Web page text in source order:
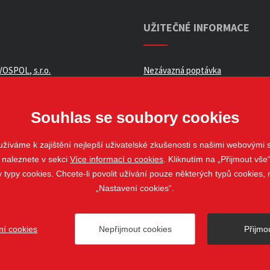
s.r.o.
UŽITEČNÉ INFORMACE
Nezávazná poptávka
Pole web@stavospol.cz
Nastavení cookies
Souhlas se soubory cookies
k zajištění nejlepší uživatelské zkušenosti s našimi webovými
v sekci Více informací o cookies . Kliknutím na „Přijmout
typy cookies. Chcete-li povolit užívání pouze některých typů cookies,
„Nastavení cookies“.
Nepřijmout cookies
cookies